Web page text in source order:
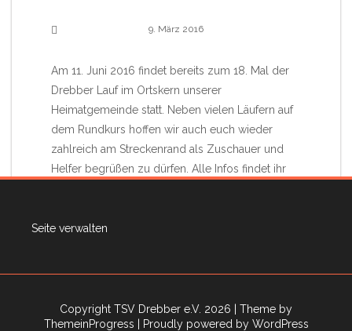
9. März 2016
Am 11. Juni 2016 findet bereits zum 18. Mal der
Drebber Lauf im Ortskern unserer
Heimatgemeinde statt. Neben vielen Läufern auf
dem Rundkurs hoffen wir auch euch wieder
zahlreich am Streckenrand als Zuschauer und
Helfer begrüßen zu dürfen. Alle Infos findet ihr
Seite verwalten
Copyright TSV Drebber e.V. 2026
| Theme by
ThemeinProgress
| Proudly powered by WordPress